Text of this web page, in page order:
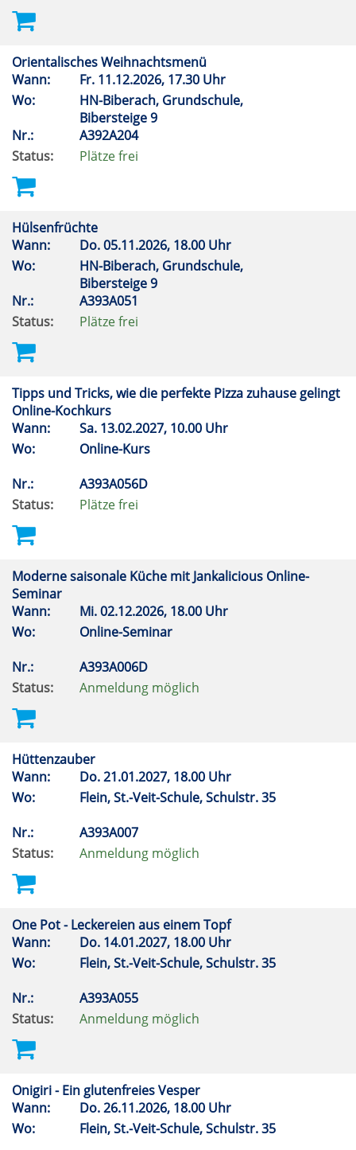
Orientalisches Weihnachtsmenü
Wann:
Fr. 11.12.2026, 17.30 Uhr
Wo:
HN-Biberach, Grundschule,
Bibersteige 9
Nr.:
A392A204
Status:
Plätze frei
Hülsenfrüchte
Wann:
Do.05.11.2026, 18.00 Uhr
Wo:
HN-Biberach, Grundschule,
Bibersteige 9
Nr.:
A393A051
Status:
Plätze frei
Tipps und Tricks, wie die perfekte Pizza zuhause gelingt
Online-Kochkurs
Wann:
Sa. 13.02.2027, 10.00 Uhr
Wo:
Online-Kurs
Nr.:
A393A056D
Status:
Plätze frei
Moderne saisonale Küche mit Jankalicious Online-
Seminar
Wann:
Mi.02.12.2026, 18.00 Uhr
Wo:
Online-Seminar
Nr.:
A393A006D
Status:
Anmeldung möglich
Hüttenzauber
Wann:
Do.21.01.2027, 18.00 Uhr
Wo:
Flein, St.-Veit-Schule, Schulstr. 35
Nr.:
A393A007
Status:
Anmeldung möglich
One Pot - Leckereien aus einem Topf
Wann:
Do. 14.01.2027, 18.00 Uhr
Wo:
Flein, St.-Veit-Schule, Schulstr. 35
Nr.:
A393A055
Status:
Anmeldung möglich
Onigiri - Ein glutenfreies Vesper
Wann:
Do.26.11.2026, 18.00 Uhr
Wo:
Flein, St.-Veit-Schule, Schulstr. 35